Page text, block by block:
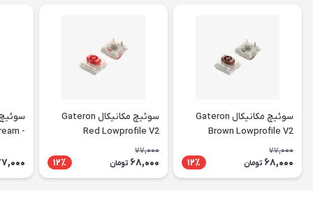
سوئیچ مکانیکال Gateron
Brown Lowprofile V2
77,000
68,000 تومان 12٪
سوئیچ مکانیکال Gateron
Red Lowprofile V2
77,000
68,000 تومان 12٪